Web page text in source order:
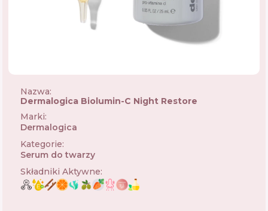
Nazwa:
Dermalogica Biolumin-C Night Restore
Marki:
Dermalogica
Kategorie:
Serum do twarzy
Składniki Aktywne: